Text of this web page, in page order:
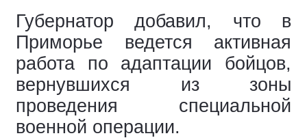
Губернатор добавил, что в
Приморье ведется активная
работа по адаптации бойцов,
вернувшихся из зоны
проведения специальной
военной операции.